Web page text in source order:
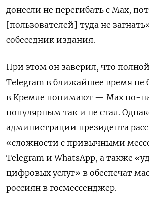
донесли не перегибать с Max,
[пользователей] туда не
собеседник издания.
При этом он заверил, что
Telegram в ближайшее время не
в Кремле понимают — Мах по-
популярным так и не стал.
администрации президента
«сложности с привычными
Telegram и WhatsApp, а также
цифровых услуг» в обеспечат
россиян в госмессенджер.